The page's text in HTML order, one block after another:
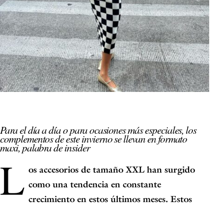
Para el día a día o para ocasiones más especiales, los
complementos de este invierno se llevan en formato
maxi, palabra de insider
L os accesorios de tamaño XXL han surgido
como una tendencia en constante
crecimiento en estos últimos meses.Estos